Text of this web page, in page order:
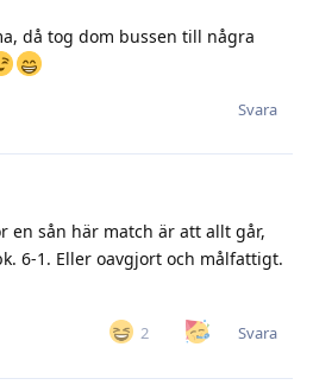
då tog dom bussen till några
Svara
en sån här match är att allt går,
6-1. Eller oavgjort och målfattigt.
2 Svara